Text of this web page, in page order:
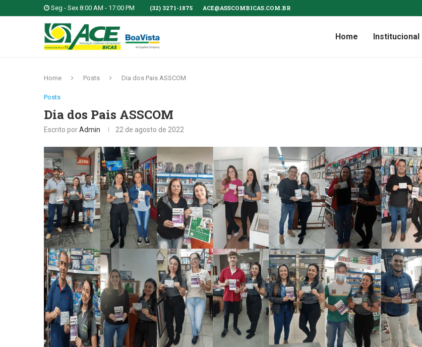
Seg - Sex 8:00 AM - 17:00 PM (32) 3271-1875 ACE@ASSCOMBICAS.COM.BR
Home Institucional
Home Posts Dia dos Pais ASSCOM
Posts
Dia dos Pais ASSCOM
Escrito porAdmin 22 de agosto de 2022